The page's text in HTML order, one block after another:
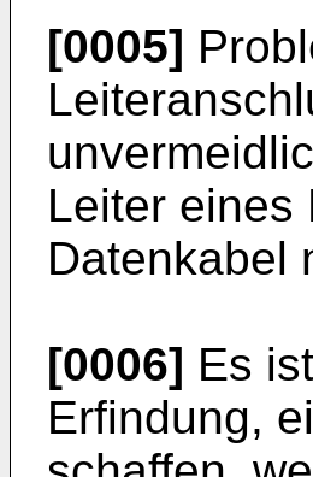
[0005]
Leiter eines
Datenkabel
[0006] Es
Erfindung,